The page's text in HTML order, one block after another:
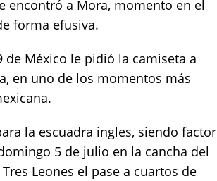
encontró a Mora, momento en el
forma efusiva.
México le pidió la camiseta a
en uno de los momentos más
la escuadra ingles, siendo factor
5 de julio en la cancha del
Leones el pase a cuartos de